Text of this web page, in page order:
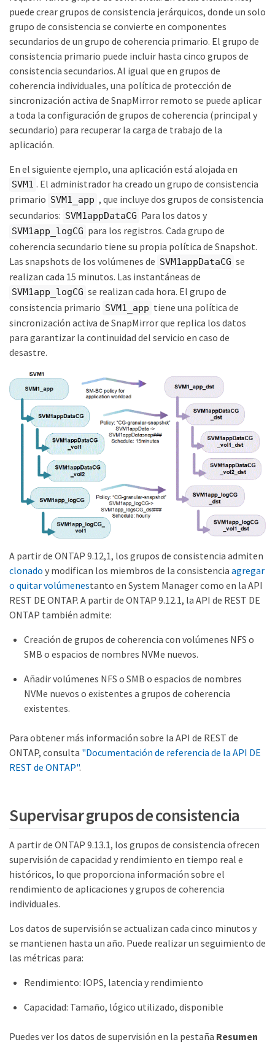
puede crear grupos de consistencia jerárquicos, donde un solo
grupo de consistencia se convierte en componentes
secundarios de un grupo de coherencia primario. El grupo de
consistencia primario puede incluir hasta cinco grupos de
consistencia secundarios. Al igual que en grupos de
coherencia individuales, una política de protección de
sincronización activa de SnapMirror remoto se puede aplicar
a toda la configuración de grupos de coherencia (principal y
secundario) para recuperar la carga de trabajo de la
aplicación.
En el siguiente ejemplo, una aplicación está alojada en
SVM1 . El administrador ha creado un grupo de consistencia
primario SVM1_app , que incluye dos grupos de consistencia
secundarios: SVM1appDataCG Para los datos y
SVM1app_logCG para los registros. Cada grupo de
coherencia secundario tiene su propia política de Snapshot.
Las snapshots de los volúmenes de SVM1appDataCG se
realizan cada 15 minutos. Las instantáneas de
SVM1app_logCG se realizan cada hora. El grupo de
consistencia primario SVM1_app tiene una política de
sincronización activa de SnapMirror que replica los datos
para garantizar la continuidad del servicio en caso de
desastre.
A partir de ONTAP 9.12,1, los grupos de consistencia admiten
clonado y modifican los miembros de la consistencia agregar
o quitar volúmenestanto en System Manager como en la API
REST DE ONTAP. A partir de ONTAP 9.12.1, la API de REST DE
ONTAP también admite:
Creación de grupos de coherencia con volúmenes NFS o
SMB o espacios de nombres NVMe nuevos.
Añadir volúmenes NFS o SMB o espacios de nombres
NVMe nuevos o existentes a grupos de coherencia
existentes.
Para obtener más información sobre la API de REST de
ONTAP, consulta "Documentación de referencia de la API DE
REST de ONTAP".
Supervisar grupos de consistencia
A partir de ONTAP 9.13.1, los grupos de consistencia ofrecen
supervisión de capacidad y rendimiento en tiempo real e
históricos, lo que proporciona información sobre el
rendimiento de aplicaciones y grupos de coherencia
individuales.
Los datos de supervisión se actualizan cada cinco minutos y
se mantienen hasta un año. Puede realizar un seguimiento de
las métricas para:
Rendimiento: IOPS, latencia y rendimiento
Capacidad: Tamaño, lógico utilizado, disponible
Puedes ver los datos de supervisión en la pestaña Resumen